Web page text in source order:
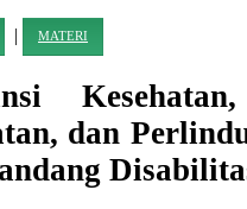
| MATERI
dan